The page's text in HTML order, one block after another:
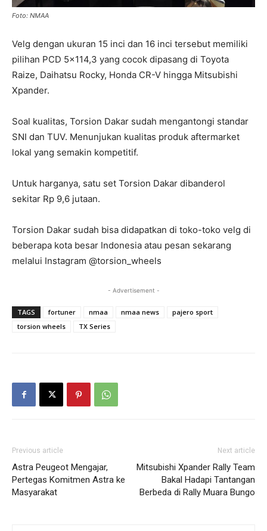
Foto: NMAA
Velg dengan ukuran 15 inci dan 16 inci tersebut memiliki
pilihan PCD 5×114,3 yang cocok dipasang di Toyota
Raize, Daihatsu Rocky, Honda CR-V hingga Mitsubishi
Xpander.
Soal kualitas, Torsion Dakar sudah mengantongi standar
SNI dan TUV. Menunjukan kualitas produk aftermarket
lokal yang semakin kompetitif.
Untuk harganya, satu set Torsion Dakar dibanderol
sekitar Rp 9,6 jutaan.
Torsion Dakar sudah bisa didapatkan di toko-toko velg di
beberapa kota besar Indonesia atau pesan sekarang
melalui Instagram @torsion_wheels
- Advertisement -
TAGS fortuner nmaa nmaa news
pajero sport
torsion wheels
TX Series
Previous article
Astra Peugeot Mengajar,
Pertegas Komitmen Astra ke
Masyarakat
Next article
Mitsubishi Xpander Rally Team
Bakal Hadapi Tantangan
Berbeda di Rally Muara Bungo